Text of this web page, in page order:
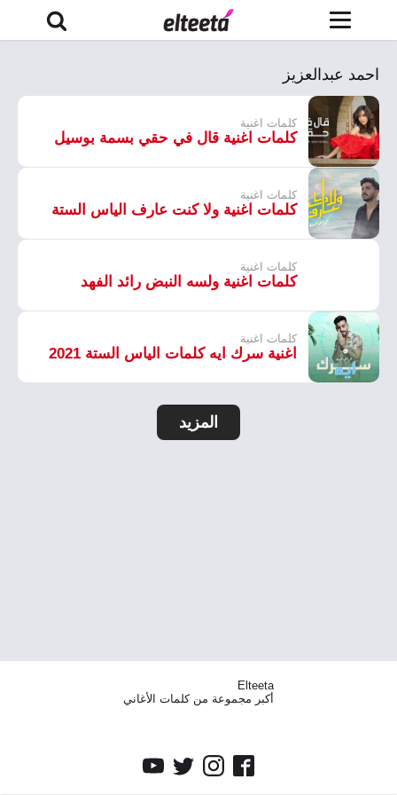
احمد عبدالعزيز
كلمات اغنية
كلمات اغنية قال في حقي بسمة بوسيل
كلمات اغنية
كلمات اغنية ولا كنت عارف الياس الستة
كلمات اغنية
كلمات اغنية ولسه النبض رائد الفهد
كلمات اغنية
اغنية سرك ايه كلمات الياس الستة 2021
المزيد
Elteeta
أكبر مجموعة من كلمات الأغاني